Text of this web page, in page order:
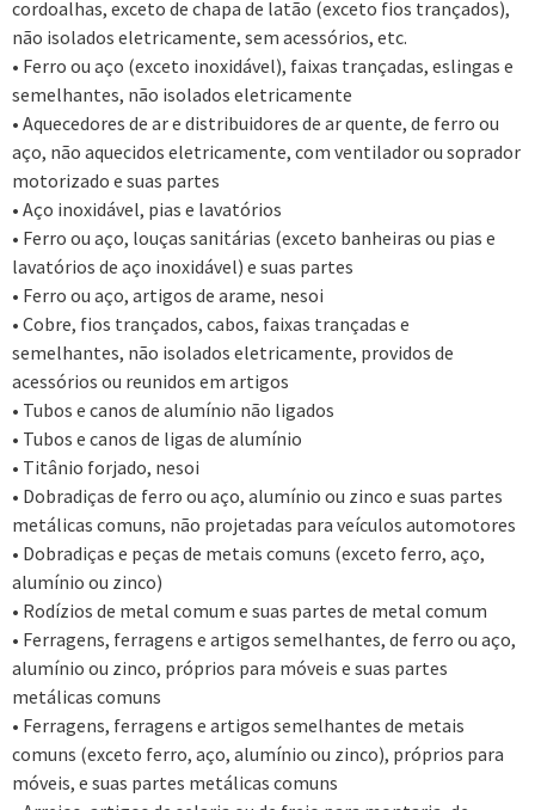
cordoalhas, exceto de chapa de latão (exceto fios trançados),
não isolados eletricamente, sem acessórios, etc.
• Ferro ou aço (exceto inoxidável), faixas trançadas, eslingas e
semelhantes, não isolados eletricamente
• Aquecedores de ar e distribuidores de ar quente, de ferro ou
aço, não aquecidos eletricamente, com ventilador ou soprador
motorizado e suas partes
• Aço inoxidável, pias e lavatórios
• Ferro ou aço, louças sanitárias (exceto banheiras ou pias e
lavatórios de aço inoxidável) e suas partes
• Ferro ou aço, artigos de arame, nesoi
• Cobre, fios trançados, cabos, faixas trançadas e
semelhantes, não isolados eletricamente, providos de
acessórios ou reunidos em artigos
• Tubos e canos de alumínio não ligados
• Tubos e canos de ligas de alumínio
• Titânio forjado, nesoi
• Dobradiças de ferro ou aço, alumínio ou zinco e suas partes
metálicas comuns, não projetadas para veículos automotores
• Dobradiças e peças de metais comuns (exceto ferro, aço,
alumínio ou zinco)
• Rodízios de metal comum e suas partes de metal comum
• Ferragens, ferragens e artigos semelhantes, de ferro ou aço,
alumínio ou zinco, próprios para móveis e suas partes
metálicas comuns
• Ferragens, ferragens e artigos semelhantes de metais
comuns (exceto ferro, aço, alumínio ou zinco), próprios para
móveis, e suas partes metálicas comuns